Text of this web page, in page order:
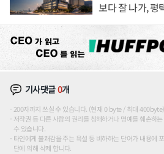
보다 잘 나가, 평
기사댓글0개
200자까지 쓰실 수 있습니다. (현재 0 byte / 최대 400byte)
저작권 등 다른 사람의 권리를 침해하거나 명예를 훼손하
수 있습니다.
타인에게 불쾌감을 주는 욕설 등 비하하는 단어가 내용에
단에 의해 삭제 합니다.